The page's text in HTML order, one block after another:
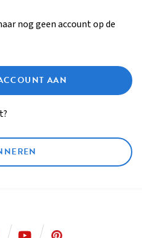
nog geen account op de
AAN